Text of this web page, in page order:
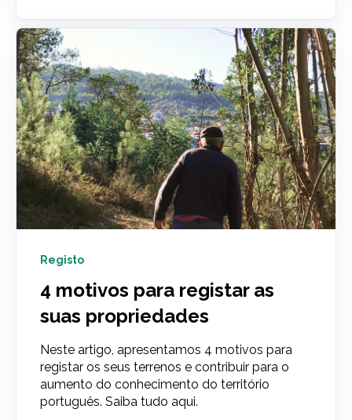
Registo
4 motivos para registar as
suas propriedades
Neste artigo, apresentamos 4 motivos para
registar os seus terrenos e contribuir para o
aumento do conhecimento do território
português. Saiba tudo aqui.